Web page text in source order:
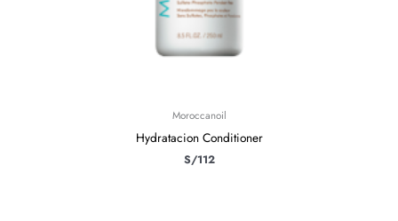
Moroccanoil
Hydratacion Conditioner
S/112